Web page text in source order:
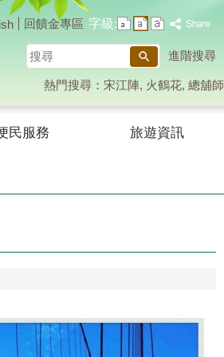
回饋金專區 字級:
搜
尋
進階搜尋
熱門搜尋： 宋江陣 火鶴花 總舖師
民服務 旅遊資訊